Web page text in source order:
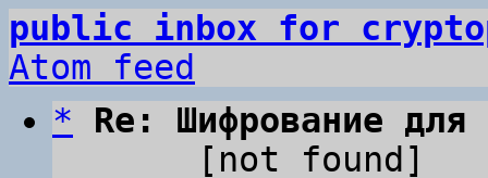
public inbox for
Atom feed
*
Re: Шифрование для